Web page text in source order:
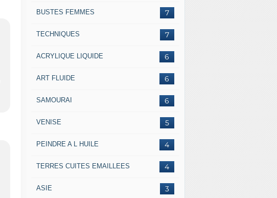
7
BUSTES FEMMES
7
TECHNIQUES
6
ACRYLIQUE LIQUIDE
6
ART FLUIDE
6
SAMOURAI
5
VENISE
4
PEINDRE A L HUILE
4
TERRES CUITES EMAILLEES
3
ASIE